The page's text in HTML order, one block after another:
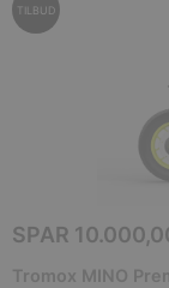
TILBUD
SPAR
Tromox MINO